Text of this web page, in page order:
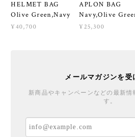
HELMET BAG
Olive Green,Navy
¥40,700
APLON BAG
Navy,Olive
¥25,300
メールマガジンを受
新商品やキャンペーンなどの最新情
す。